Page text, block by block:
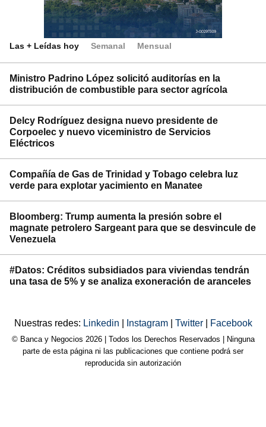
Las + Leídas hoy Semanal Mensual
Ministro Padrino López solicitó auditorías en la
distribución de combustible para sector agrícola
Delcy Rodríguez designa nuevo presidente de
Corpoelec y nuevo viceministro de Servicios
Eléctricos
Compañía de Gas de Trinidad y Tobago celebra luz
verde para explotar yacimiento en Manatee
Bloomberg: Trump aumenta la presión sobre el
magnate petrolero Sargeant para que se desvincule de
Venezuela
#Datos: Créditos subsidiados para viviendas tendrán
una tasa de 5% y se analiza exoneración de aranceles
Nuestras redes: Linkedin Instagram Twitter Facebook
© Banca y Negocios 2026 | Todos los Derechos Reservados | Ninguna
parte de esta página ni las publicaciones que contiene podrá ser
reproducida sin autorización